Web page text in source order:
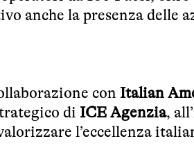
anche la presenza delle
con Italian
di ICE Agenzia,
l’eccellenza